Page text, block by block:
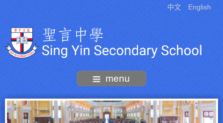
中文 English
menu